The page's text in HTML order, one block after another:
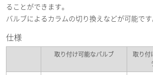
ることができます。
バルブによるカラムの切り換えなどが可能です
仕様
取り付け可能なバルブ
取り付